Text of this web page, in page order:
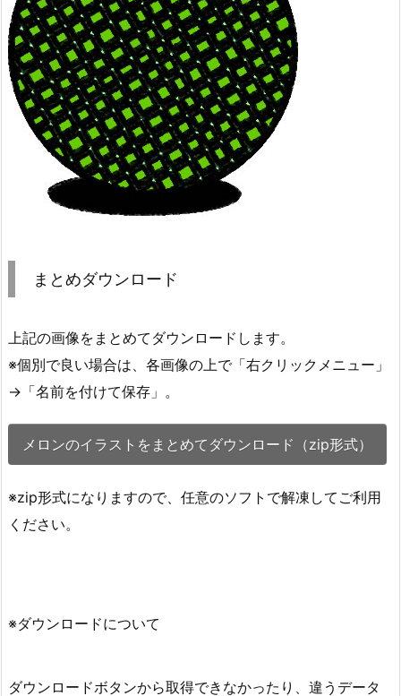
まとめダウンロード
上記の画像をまとめてダウンロードします。
※個別で良い場合は、各画像の上で「右クリックメニュー」
→「名前を付けて保存」。
メロンのイラストをまとめてダウンロード（zip形式）
※zip形式になりますので、任意のソフトで解凍してご利用
ください。
※ダウンロードについて
ダウンロードボタンから取得できなかったり、違うデータ